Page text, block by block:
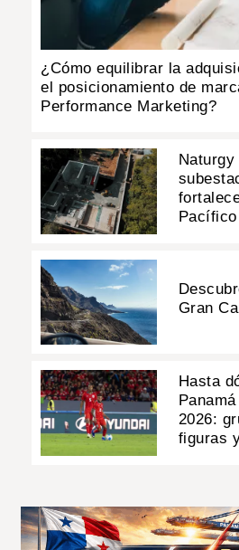
¿Cómo equilibrar la
el posicionamiento de
Performance Marketing?
Pacífico
Gran
Hasta
2026:
figuras